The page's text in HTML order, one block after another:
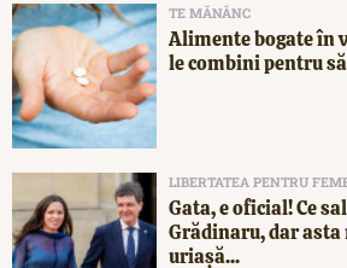
TE MĂNÂNC
Alimente bogate în
le combini pentru
LIBERTATEA PENTRU
Gata, e oficial! Ce
Grădinaru, dar asta
uriașă...